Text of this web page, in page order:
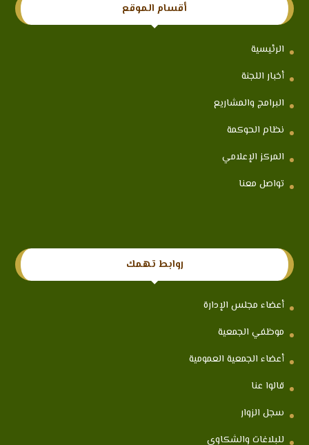
أقسام الموقع
الرئيسية
أخبار اللجنة
البرامج والمشاريع
نظام الحوكمة
المركز الإعلامي
تواصل معنا
روابط تهمك
أعضاء مجلس الإدارة
موظفي الجمعية
أعضاء الجمعية العمومية
قالوا عنا
سجل الزوار
للبلاغات والشكاوي